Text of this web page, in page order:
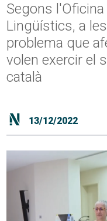
Segons
Lingüístics, a
problema que
volen exercir el
català
13/12/2022